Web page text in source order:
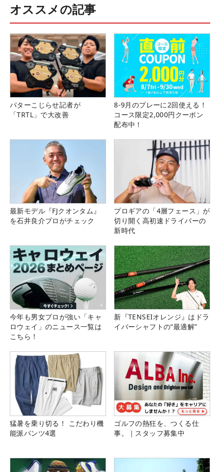
オススメの記事
パターこじらせ記者が
「TRTL」で大改善
8-9月のプレーに2回使える！
コース限定2,000円クーポン
配布中！
最新モデル『FJクオンタム』
を石井良介プロがチェック
プロギアの「4層フェース」が
切り開く高初速ドライバーの
新時代
今年も男女プロが強い「キャ
ロウェイ」のニュース一覧は
こちら！
新『TENSEIオレンジ』はドラ
イバーシャフトの“最適解”
猛暑を乗り切る！ こだわり機
能派パンツ4選
ゴルフの熱狂を、つくる仕
事。｜スタッフ募集中